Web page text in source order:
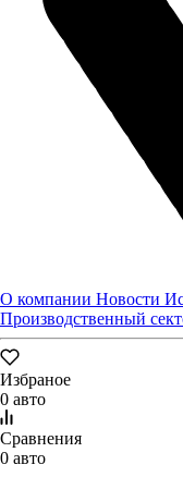
О компании Новости
Производственный
Избраное
0 авто
Сравнения
0 авто
Уфа,
Построить маршрут
Пн-Пт: 08:00-20:00,